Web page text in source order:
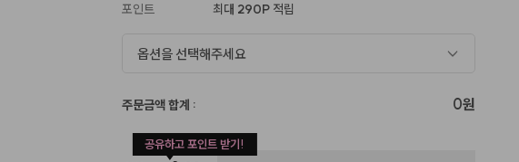
포인트
최대 290P 적립
옵션을 선택해주세요
주문금액 합계 : 0원
공유하고 포인트 받기!